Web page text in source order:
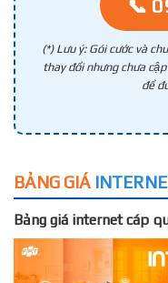
📞
(*) Lưu ý: Gói cước và
thay đổi nhưng chưa
để
BẢNG GIÁ
Bảng giá internet cáp